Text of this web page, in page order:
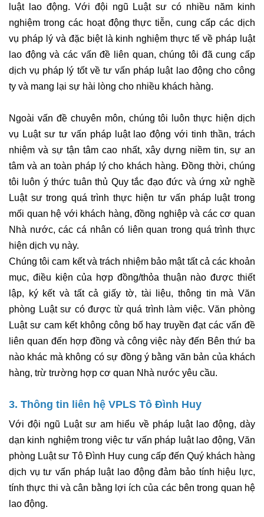
luật lao động. Với đội ngũ Luật sư có nhiều năm kinh
nghiệm trong các hoạt động thực tiễn, cung cấp các dịch
vụ pháp lý và đặc biệt là kinh nghiệm thực tế về pháp luật
lao động và các vấn đề liên quan, chúng tôi đã cung cấp
dịch vụ pháp lý tốt về tư vấn pháp luật lao động cho công
ty và mang lại sự hài lòng cho nhiều khách hàng.
Ngoài vấn đề chuyên môn, chúng tôi luôn thực hiện dịch
vụ Luật sư tư vấn pháp luật lao động với tinh thần, trách
nhiệm và sự tận tâm cao nhất, xây dựng niềm tin, sự an
tâm và an toàn pháp lý cho khách hàng. Đồng thời, chúng
tôi luôn ý thức tuân thủ Quy tắc đạo đức và ứng xử nghề
Luật sư trong quá trình thực hiện tư vấn pháp luật trong
mối quan hệ với khách hàng, đồng nghiệp và các cơ quan
Nhà nước, các cá nhân có liên quan trong quá trình thực
hiện dịch vụ này.
Chúng tôi cam kết và trách nhiệm bảo mật tất cả các khoản
mục, điều kiện của hợp đồng/thỏa thuận nào được thiết
lập, ký kết và tất cả giấy tờ, tài liệu, thông tin mà Văn
phòng Luật sư có được từ quá trình làm việc. Văn phòng
Luật sư cam kết không công bố hay truyền đạt các vấn đề
liên quan đến hợp đồng và công việc này đến Bên thứ ba
nào khác mà không có sự đồng ý bằng văn bản của khách
hàng, trừ trường hợp cơ quan Nhà nước yêu cầu.
3. Thông tin liên hệ VPLS Tô Đình Huy
Với đội ngũ Luật sư am hiểu về pháp luật lao động, dày
dạn kinh nghiệm trong việc tư vấn pháp luật lao động, Văn
phòng Luật sư Tô Đình Huy cung cấp đến Quý khách hàng
dịch vụ tư vấn pháp luật lao động đảm bảo tính hiệu lực,
tính thực thi và cân bằng lợi ích của các bên trong quan hệ
lao động.